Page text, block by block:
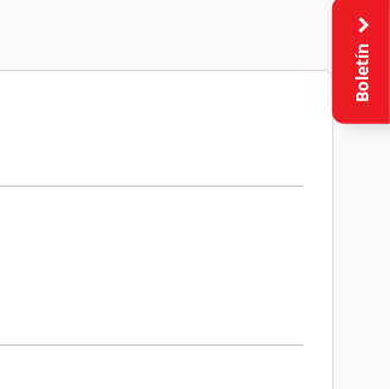
Boletín